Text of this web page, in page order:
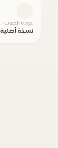
جودة الصوت
نسخة أصلية